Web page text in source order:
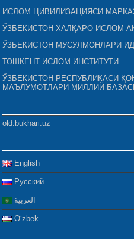
ИСЛОМ ЦИВИЛИЗАЦИЯСИ
ЎЗБЕКИСТОН ХАЛҚАРО ИСЛОМ
ЎЗБЕКИСТОН МУСУЛМОНЛАРИ
ТОШКЕНТ ИСЛОМ ИНСТИТУТИ
ЎЗБЕКИСТОН РЕСПУБЛИКАСИ
МАЪЛУМОТЛАРИ МИЛЛИЙ
old.bukhari.uz
English
Русский
العربية
Oʻzbek